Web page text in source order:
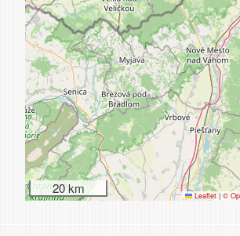
20 km Leaflet | ©